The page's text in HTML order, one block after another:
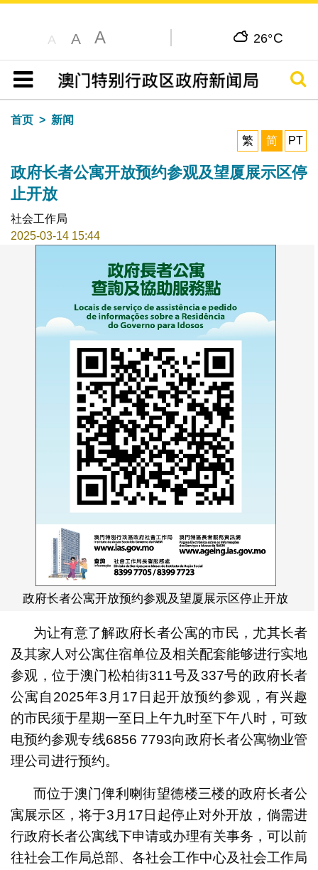
A A A 26°C
目录
搜寻
首页
新闻
繁
简 PT
政府长者公寓开放预约参观及望厦展示区停
止开放
社会工作局
2025-03-14 15:44
政府长者公寓开放预约参观及望厦展示区停止开放
为让有意了解政府长者公寓的市民，尤其长者
及其家人对公寓住宿单位及相关配套能够进行实地
参观，位于澳门松柏街311号及337号的政府长者
公寓自2025年3月17日起开放预约参观，有兴趣
的市民须于星期一至日上午九时至下午八时，可致
电预约参观专线6856 7793向政府长者公寓物业管
理公司进行预约。
而位于澳门俾利喇街望德楼三楼的政府长者公
寓展示区，将于3月17日起停止对外开放，倘需进
行政府长者公寓线下申请或办理有关事务，可以前
往社会工作局总部、各社会工作中心及社会工作局